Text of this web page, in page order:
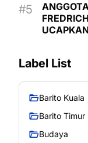
Label List
Barito Kuala
Barito Timur
Budaya